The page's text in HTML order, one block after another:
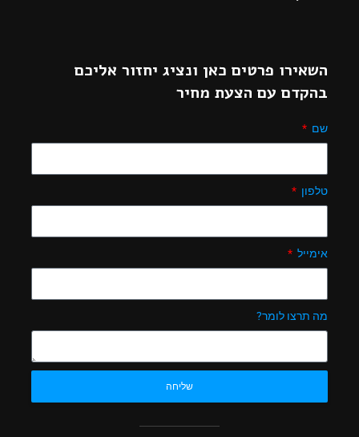
השאירו פרטים כאן ונציג יחזור אליכם
בהקדם עם הצעת מחיר
שם
טלפון
אימייל
מה תרצו לומר?
שליחה